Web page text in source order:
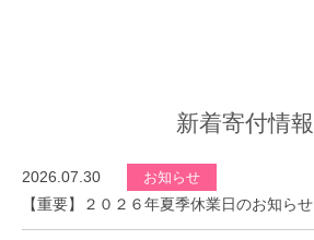
新着寄付情報
2026.07.30 お知らせ
【重要】２０２６年夏季休業日のお知らせ